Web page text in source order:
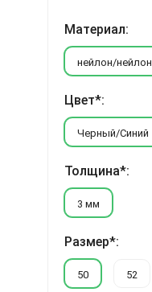
Материал:
нейлон/нейлон
Цвет*:
Черный/Синий
Толщина*:
3 мм
Размер*:
50 52